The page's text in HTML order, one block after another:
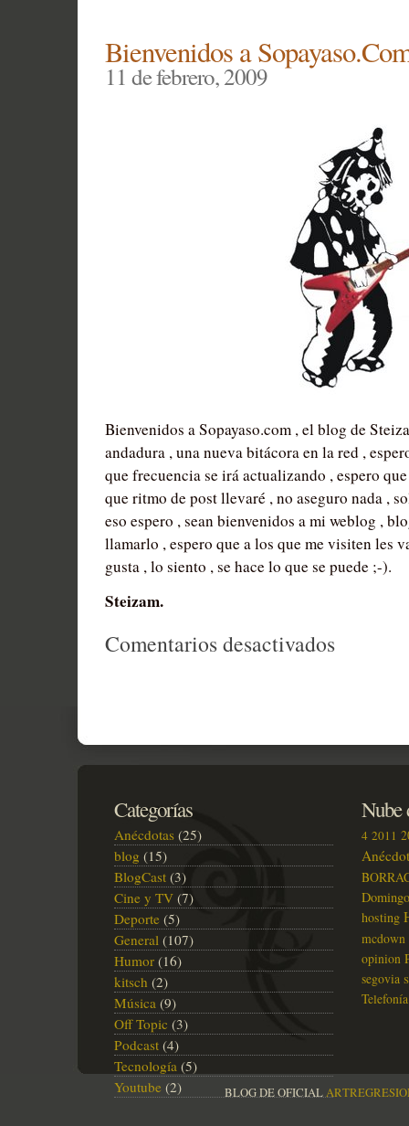
Week¡¡
Bienvenidos a
11 de febrero, 2009
Bienvenidos a Sopayaso.com , el blog de
andadura , una nueva bitácora en la red ,
que frecuencia se irá actualizando , espero
que ritmo de post llevaré , no aseguro nada ,
eso espero , sean bienvenidos a mi weblog ,
llamarlo , espero que a los que me visiten les
gusta , lo siento , se hace lo que se puede ;-).
Steizam.
Comentarios desactivados
Categorías
Anécdotas (25)
blog (15)
BlogCast (3)
Cine y TV (7)
Deporte (5)
General (107)
Humor (16)
kitsch (2)
Música (9)
Off Topic (3)
Podcast (4)
Tecnología (5)
Youtube (2)
Nube
4 2011
Domingo
hosting
mcdown
opinion
segovia
Telefonía
BLOG DE OFICIAL